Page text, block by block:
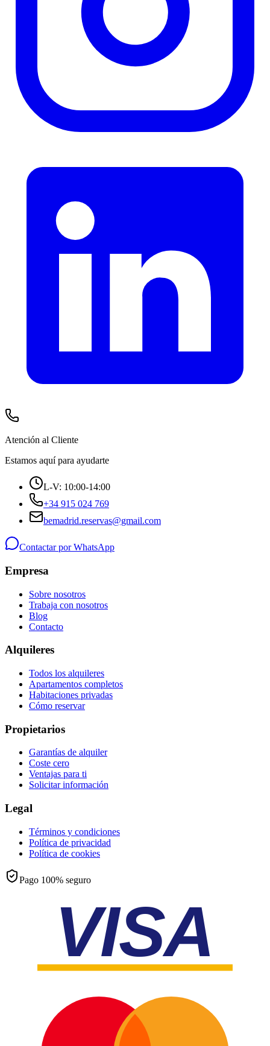
Atención al Cliente
Estamos aquí para ayudarte
L-V: 10:00-14:00
+34 915 024 769
bemadrid.reservas@gmail.com
Contactar por WhatsApp
Empresa
Sobre nosotros
Trabaja con nosotros
Blog
Contacto
Alquileres
Todos los alquileres
Apartamentos completos
Habitaciones privadas
Cómo reservar
Propietarios
Garantías de alquiler
Coste cero
Ventajas para ti
Solicitar información
Legal
Términos y condiciones
Política de privacidad
Política de cookies
Pago 100% seguro
VISA